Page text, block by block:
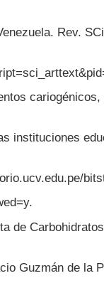
Rev.
instituciones
de
Guzmán de la